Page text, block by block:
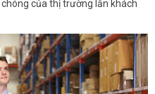
của thị trường lẫn khách